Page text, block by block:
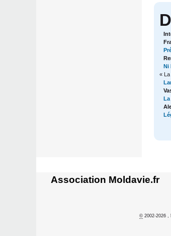
Ni
« La
La
Association Moldavie.fr
©2002-2026 ,